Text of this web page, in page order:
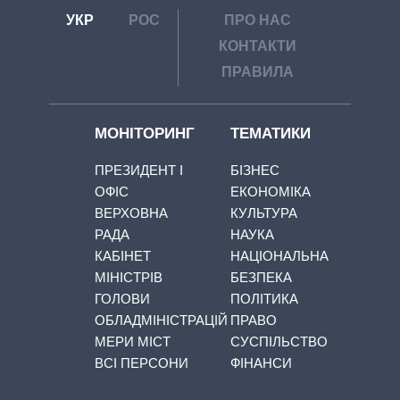
УКР РОС
ПРО НАС
КОНТАКТИ
ПРАВИЛА
МОНІТОРИНГ
ПРЕЗИДЕНТ І
ОФІС
ВЕРХОВНА
РАДА
КАБІНЕТ
МІНІСТРІВ
ГОЛОВИ
ОБЛАДМІНІСТРАЦІЙ
МЕРИ МІСТ
ВСІ ПЕРСОНИ
ТЕМАТИКИ
БІЗНЕС
ЕКОНОМІКА
КУЛЬТУРА
НАУКА
НАЦІОНАЛЬНА
БЕЗПЕКА
ПОЛІТИКА
ПРАВО
СУСПІЛЬСТВО
ФІНАНСИ